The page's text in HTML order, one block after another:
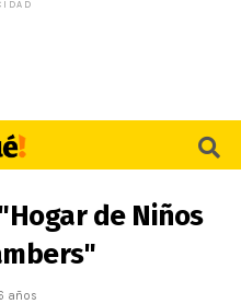
de Niños
años